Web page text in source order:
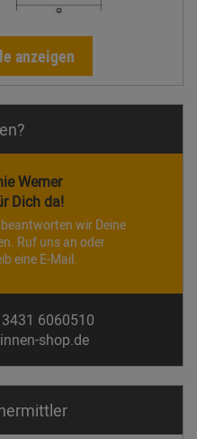
anzeigen
Werner
Dich da!
wir Deine
Ruf uns an oder
eine E-Mail.
6060510
shop.de